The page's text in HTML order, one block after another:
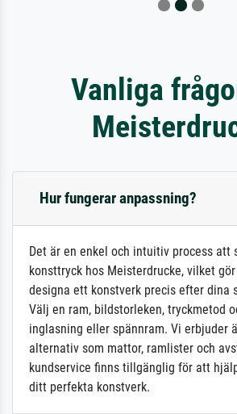
Vanliga
Hur fungerar anpassning?
Det är en enkel och intuitiv process att
konsttryck hos Meisterdrucke, vilket
designa ett konstverk precis efter dina
Välj en ram, bildstorleken, tryckmetod
inglasning eller spännram. Vi erbjuder
alternativ som mattor, ramlister och
kundservice finns tillgänglig för att
ditt perfekta konstverk.